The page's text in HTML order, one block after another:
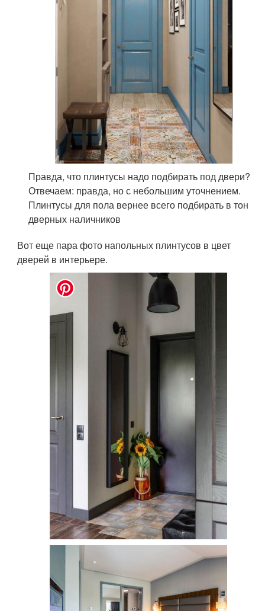
Правда, что плинтусы надо подбирать под двери?
Отвечаем: правда, но с небольшим уточнением.
Плинтусы для пола вернее всего подбирать в тон
дверных наличников
Вот еще пара фото напольных плинтусов в цвет
дверей в интерьере.